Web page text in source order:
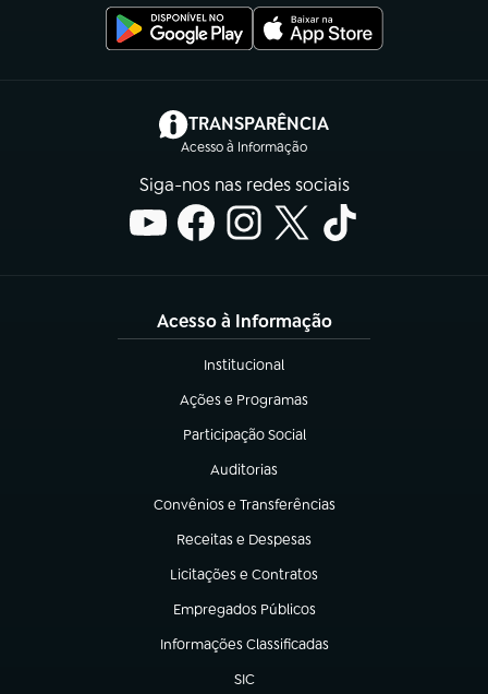
TRANSPARÊNCIA
Acesso à Informação
(abre em nova aba)
Siga-nos nas redes sociais
Acesso à Informação
Institucional
(abre em nova aba)
Ações e Programas
(abre em nova aba)
Participação Social
(abre em nova aba)
Auditorias
(abre em nova aba)
Convênios e Transferências
(abre em nova aba)
Receitas e Despesas
(abre em nova aba)
Licitações e Contratos
(abre em nova aba)
Empregados Públicos
(abre em nova aba)
Informações Classificadas
(abre em nova aba)
SIC
(abre em nova aba)